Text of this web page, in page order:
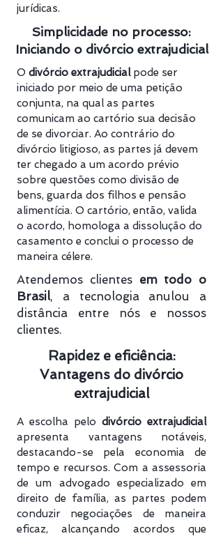
jurídicas.
Simplicidade no processo:
Iniciando o divórcio extrajudicial
O divórcio extrajudicialpode ser
iniciado por meio de uma petição
conjunta, na qual as partes
comunicam ao cartório sua decisão
de se divorciar. Ao contrário do
divórcio litigioso, as partes já devem
ter chegado a um acordo prévio
sobre questões como divisão de
bens, guarda dos filhos e pensão
alimentícia. O cartório, então, valida
o acordo, homologa a dissolução do
casamento e conclui o processo de
maneira célere.
Atendemos clientes em todo o
Brasil, a tecnologia anulou a
distância entre nós e nossos
clientes.
Rapidez e eficiência:
Vantagens do divórcio
extrajudicial
A escolha pelo divórcio extrajudicial
apresenta vantagens notáveis,
destacando-se pela economia de
tempo e recursos. Com a assessoria
de um advogado especializado em
direito de família, as partes podem
conduzir negociações de maneira
eficaz, alcançando acordos que